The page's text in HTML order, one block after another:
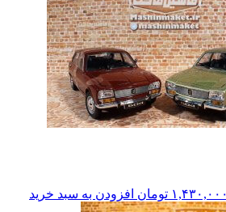
۱,۴۳۰,۰۰۰ تومان افزودن به سبد خرید